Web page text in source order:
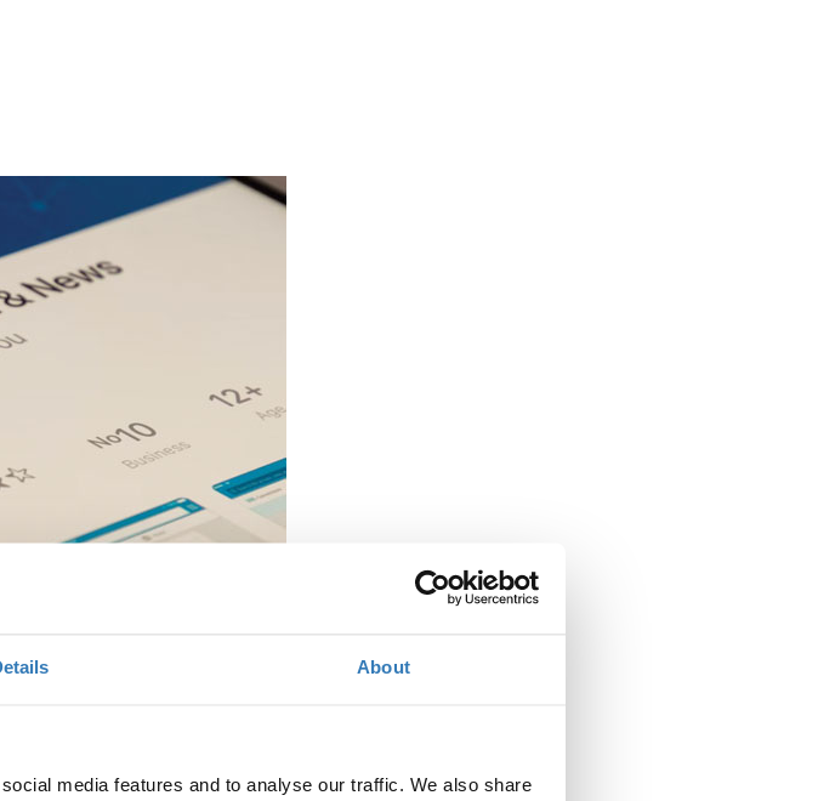
About
media features and to analyse our traffic. We also share